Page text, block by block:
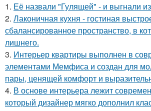
1. Её назвали "Гулящей" - и выгнали
2. Лаконичная кухня - гостиная
сбалансированное пространство, в
лишнего.
3. Интерьер квартиры выполнен в
элементами Мемфиса и создан для
пары, ценящей комфорт и
4. В основе интерьера лежит
который дизайнер мягко дополнил